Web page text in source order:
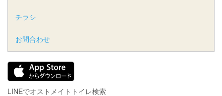
チラシ
お問合わせ
LINEでオストメイトトイレ検索